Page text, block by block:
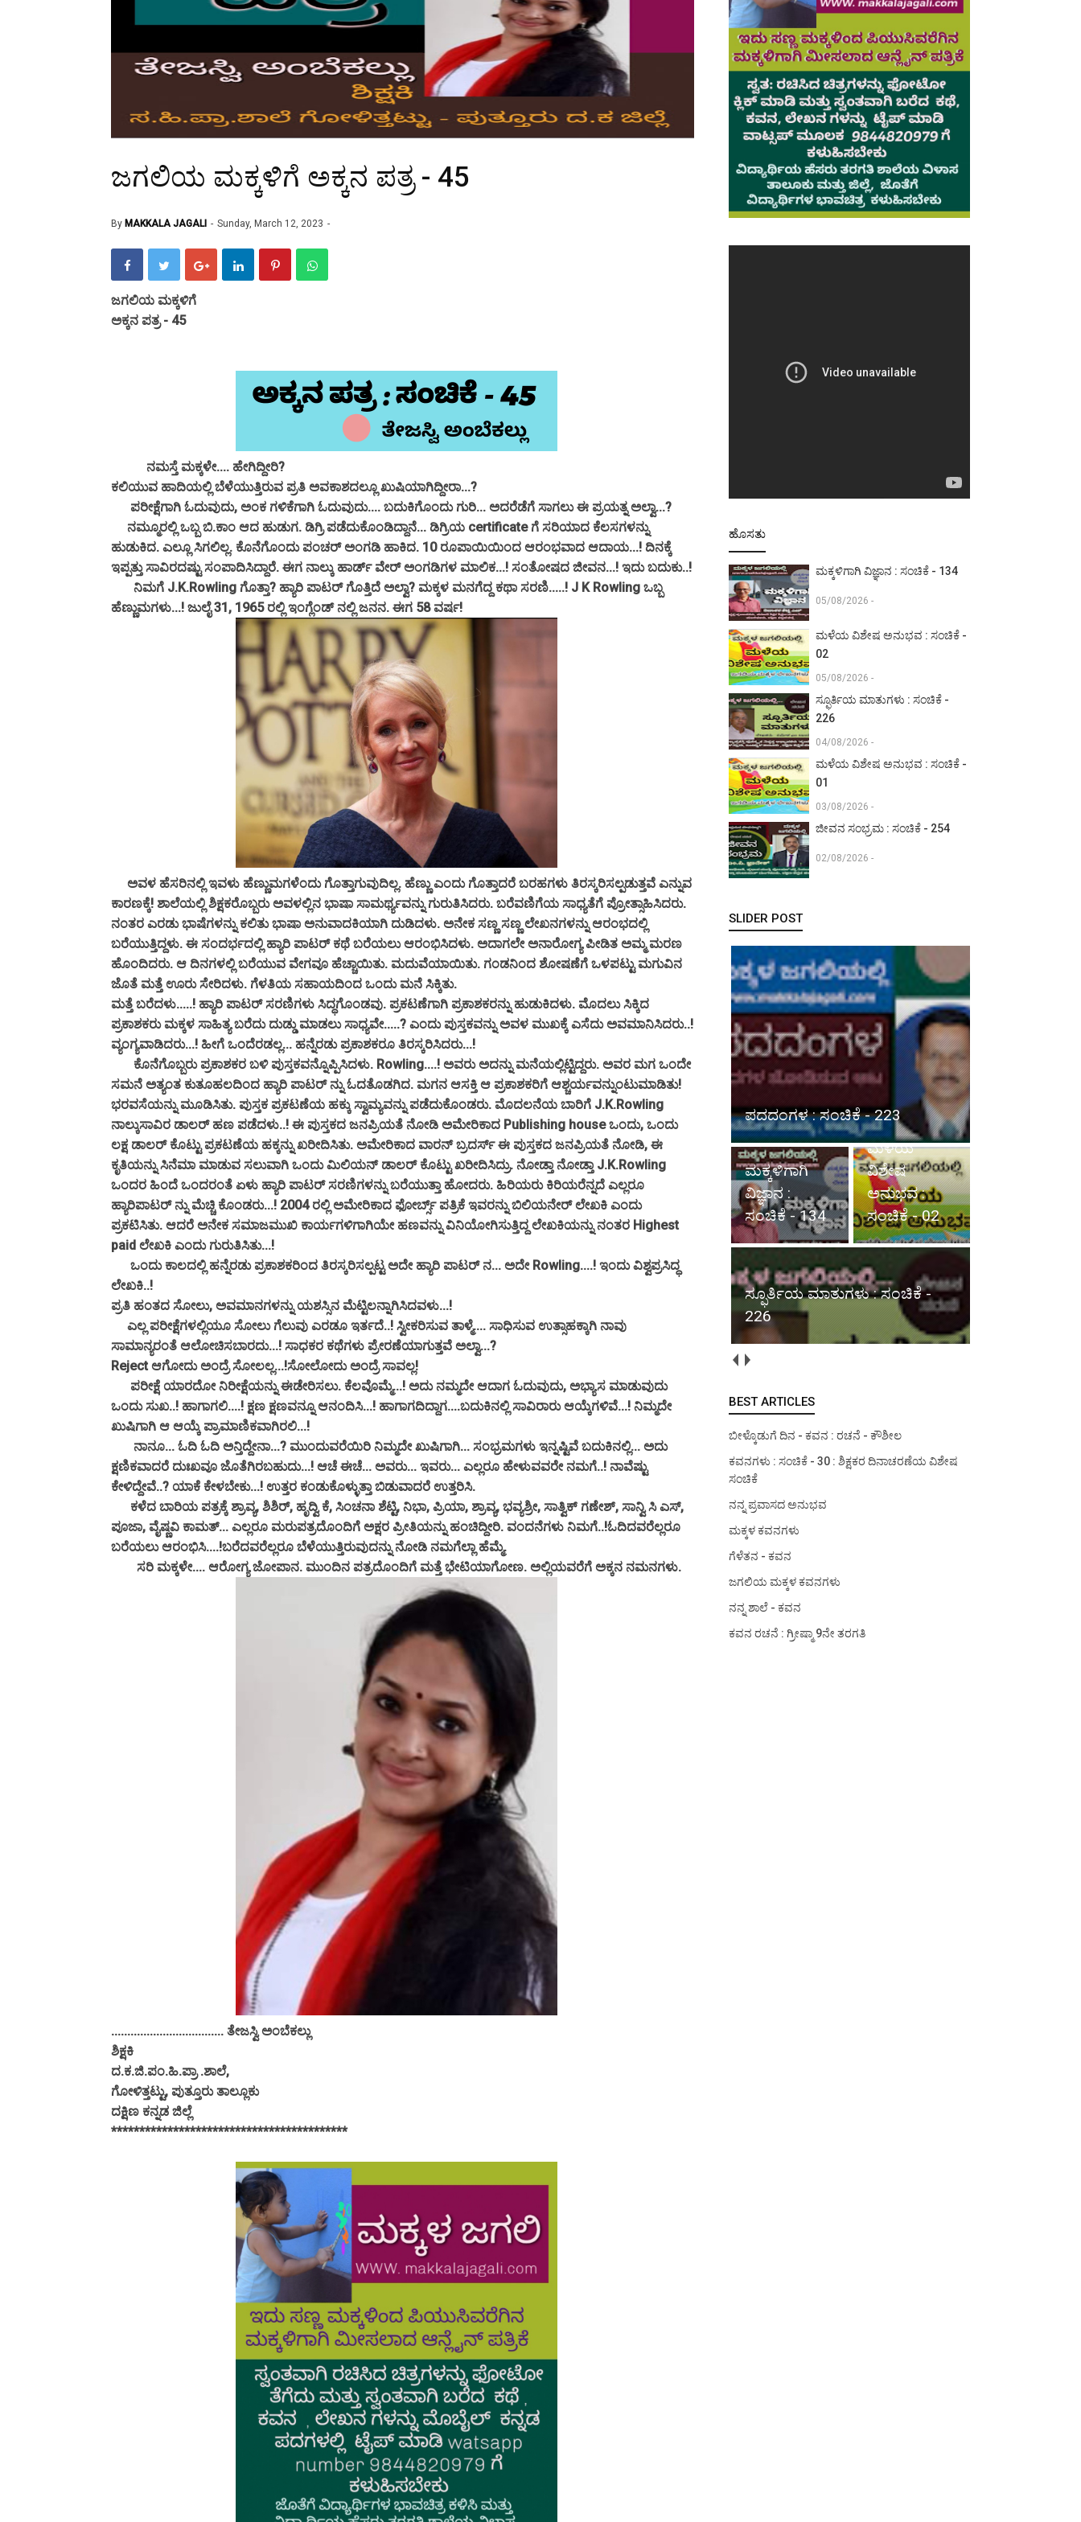
ಜಗಲಿಯ ಮಕ್ಕಳಿಗೆ ಅಕ್ಕನ ಪತ್ರ - 45
By MAKKALA JAGALI Sunday, March 12, 2023
ಜಗಲಿಯ ಮಕ್ಕಳಿಗೆ
ಅಕ್ಕನ ಪತ್ರ - 45
ನಮಸ್ತೆ ಮಕ್ಕಳೇ.... ಹೇಗಿದ್ದೀರಿ?
ಕಲಿಯುವ ಹಾದಿಯಲ್ಲಿ ಬೆಳೆಯುತ್ತಿರುವ ಪ್ರತಿ ಅವಕಾಶದಲ್ಲೂ ಖುಷಿಯಾಗಿದ್ದೀರಾ...?
ಪರೀಕ್ಷೆಗಾಗಿ ಓದುವುದು, ಅಂಕ ಗಳಿಕೆಗಾಗಿ ಓದುವುದು.... ಬದುಕಿಗೊಂದು ಗುರಿ... ಅದರೆಡೆಗೆ ಸಾಗಲು ಈ ಪ್ರಯತ್ನ ಅಲ್ವಾ...?
ನಮ್ಮೂರಲ್ಲಿ ಒಬ್ಬ ಬಿ.ಕಾಂ ಆದ ಹುಡುಗ. ಡಿಗ್ರಿ ಪಡೆದುಕೊಂಡಿದ್ದಾನೆ... ಡಿಗ್ರಿಯ certificate ಗೆ ಸರಿಯಾದ ಕೆಲಸಗಳನ್ನು
ಹುಡುಕಿದ. ಎಲ್ಲೂ ಸಿಗಲಿಲ್ಲ. ಕೊನೆಗೊಂದು ಪಂಚರ್ ಅಂಗಡಿ ಹಾಕಿದ. 10 ರೂಪಾಯಿಯಿಂದ ಆರಂಭವಾದ ಆದಾಯ...! ದಿನಕ್ಕೆ
ಇಪ್ಪತ್ತು ಸಾವಿರದಷ್ಟು ಸಂಪಾದಿಸಿದ್ದಾರೆ. ಈಗ ನಾಲ್ಕು ಹಾರ್ಡ್ ವೇರ್ ಅಂಗಡಿಗಳ ಮಾಲಿಕ...! ಸಂತೋಷದ ಜೀವನ...! ಇದು ಬದುಕು..!
ನಿಮಗೆ J.K.Rowling ಗೊತ್ತಾ? ಹ್ಯಾರಿ ಪಾಟರ್ ಗೊತ್ತಿದೆ ಅಲ್ವಾ? ಮಕ್ಕಳ ಮನಗೆದ್ದ ಕಥಾ ಸರಣಿ.....! J K Rowling ಒಬ್ಬ
ಹೆಣ್ಣುಮಗಳು...! ಜುಲೈ 31, 1965 ರಲ್ಲಿ ಇಂಗ್ಲೆಂಡ್ ನಲ್ಲಿ ಜನನ. ಈಗ 58 ವರ್ಷ!
ಅವಳ ಹೆಸರಿನಲ್ಲಿ ಇವಳು ಹೆಣ್ಣುಮಗಳೆಂದು ಗೊತ್ತಾಗುವುದಿಲ್ಲ. ಹೆಣ್ಣು ಎಂದು ಗೊತ್ತಾದರೆ ಬರಹಗಳು ತಿರಸ್ಕರಿಸಲ್ಪಡುತ್ತವೆ ಎನ್ನುವ
ಕಾರಣಕ್ಕೆ! ಶಾಲೆಯಲ್ಲಿ ಶಿಕ್ಷಕರೊಬ್ಬರು ಅವಳಲ್ಲಿನ ಭಾಷಾ ಸಾಮರ್ಥ್ಯವನ್ನು ಗುರುತಿಸಿದರು. ಬರೆವಣಿಗೆಯ ಸಾಧ್ಯತೆಗೆ ಪ್ರೋತ್ಸಾಹಿಸಿದರು.
ನಂತರ ಎರಡು ಭಾಷೆಗಳನ್ನು ಕಲಿತು ಭಾಷಾ ಅನುವಾದಕಿಯಾಗಿ ದುಡಿದಳು. ಅನೇಕ ಸಣ್ಣ ಸಣ್ಣ ಲೇಖನಗಳನ್ನು ಆರಂಭದಲ್ಲಿ
ಬರೆಯುತ್ತಿದ್ದಳು. ಈ ಸಂದರ್ಭದಲ್ಲಿ ಹ್ಯಾರಿ ಪಾಟರ್ ಕಥೆ ಬರೆಯಲು ಆರಂಭಿಸಿದಳು. ಅದಾಗಲೇ ಅನಾರೋಗ್ಯ ಪೀಡಿತ ಅಮ್ಮ ಮರಣ
ಹೊಂದಿದರು. ಆ ದಿನಗಳಲ್ಲಿ ಬರೆಯುವ ವೇಗವೂ ಹೆಚ್ಚಾಯಿತು. ಮದುವೆಯಾಯಿತು. ಗಂಡನಿಂದ ಶೋಷಣೆಗೆ ಒಳಪಟ್ಟು ಮಗುವಿನ
ಜೊತೆ ಮತ್ತೆ ಊರು ಸೇರಿದಳು. ಗೆಳತಿಯ ಸಹಾಯದಿಂದ ಒಂದು ಮನೆ ಸಿಕ್ಕಿತು.
ಮತ್ತೆ ಬರೆದಳು.....! ಹ್ಯಾರಿ ಪಾಟರ್ ಸರಣಿಗಳು ಸಿದ್ಧಗೊಂಡವು. ಪ್ರಕಟಣೆಗಾಗಿ ಪ್ರಕಾಶಕರನ್ನು ಹುಡುಕಿದಳು. ಮೊದಲು ಸಿಕ್ಕಿದ
ಪ್ರಕಾಶಕರು ಮಕ್ಕಳ ಸಾಹಿತ್ಯ ಬರೆದು ದುಡ್ಡು ಮಾಡಲು ಸಾಧ್ಯವೇ.....? ಎಂದು ಪುಸ್ತಕವನ್ನು ಅವಳ ಮುಖಕ್ಕೆ ಎಸೆದು‌ ಅವಮಾನಿಸಿದರು..!
ವ್ಯಂಗ್ಯವಾಡಿದರು...! ಹೀಗೆ ಒಂದೆರಡಲ್ಲ... ಹನ್ನೆರಡು ಪ್ರಕಾಶಕರೂ ತಿರಸ್ಕರಿಸಿದರು...!
‌ಕೊನೆಗೊಬ್ಬರು ಪ್ರಕಾಶಕರ ಬಳಿ ಪುಸ್ತಕವನ್ನೊಪ್ಪಿಸಿದಳು. Rowling....! ಅವರು ಅದನ್ನು ಮನೆಯಲ್ಲಿಟ್ಟಿದ್ದರು. ಅವರ ಮಗ ಒಂದೇ
ಸಮನೆ ಅತ್ಯಂತ ಕುತೂಹಲದಿಂದ ಹ್ಯಾರಿ ಪಾಟರ್ ನ್ನು ಓದತೊಡಗಿದ. ಮಗನ‌ ಆಸಕ್ತಿ ಆ ಪ್ರಕಾಶಕರಿಗೆ ಆಶ್ಚರ್ಯವನ್ನುಂಟುಮಾಡಿತು!
ಭರವಸೆಯನ್ನು ಮೂಡಿಸಿತು. ಪುಸ್ತಕ ಪ್ರಕಟಣೆಯ ಹಕ್ಕು ಸ್ವಾಮ್ಯವನ್ನು ಪಡೆದುಕೊಂಡರು. ಮೊದಲನೆಯ ಬಾರಿಗೆ J.K.Rowling
ನಾಲ್ಕುಸಾವಿರ ಡಾಲರ್ ಹಣ ಪಡೆದಳು..! ಈ ಪುಸ್ತಕದ ಜನಪ್ರಿಯತೆ ನೋಡಿ ಅಮೇರಿಕಾದ Publishing house ಒಂದು, ಒಂದು
ಲಕ್ಷ ಡಾಲರ್ ಕೊಟ್ಟು ಪ್ರಕಟಣೆಯ‌ ಹಕ್ಕನ್ನು ಖರೀದಿಸಿತು. ಅಮೇರಿಕಾದ ವಾರನ್ ಬ್ರದರ್ಸ್ ಈ ಪುಸ್ತಕದ ಜನಪ್ರಿಯತೆ ನೋಡಿ, ಈ
ಕೃತಿಯನ್ನು ಸಿನೆಮಾ ಮಾಡುವ ಸಲುವಾಗಿ ಒಂದು ಮಿಲಿಯನ್ ಡಾಲರ್ ಕೊಟ್ಟು ಖರೀದಿಸಿದ್ರು. ನೋಡ್ತಾ ನೋಡ್ತಾ J.K.Rowling
ಒಂದರ ಹಿಂದೆ ಒಂದರಂತೆ ಏಳು ಹ್ಯಾರಿ ಪಾಟರ್ ಸರಣಿಗಳನ್ನು ಬರೆಯುತ್ತಾ ಹೋದರು. ಹಿರಿಯರು ಕಿರಿಯರೆನ್ನದೆ ಎಲ್ಲರೂ
ಹ್ಯಾರಿ‌ಪಾಟರ್ ನ್ನು ಮೆಚ್ಚಿ ಕೊಂಡರು...! 2004 ರಲ್ಲಿ ಅಮೇರಿಕಾದ ಫೋರ್ಬ್ಸ್ ಪತ್ರಿಕೆ ಇವರನ್ನು ಬಿಲಿಯನೇರ್ ಲೇಖಕಿ ಎಂದು
ಪ್ರಕಟಿಸಿತು. ಆದರೆ ಅನೇಕ ಸಮಾಜಮುಖಿ ಕಾರ್ಯಗಳಿಗಾಗಿಯೇ ಹಣವನ್ನು ವಿನಿಯೋಗಿಸುತ್ತಿದ್ದ ಲೇಖಕಿಯನ್ನು ನಂತರ Highest
paid ಲೇಖಕಿ ಎಂದು ಗುರುತಿಸಿತು...!
ಒಂದು ಕಾಲದಲ್ಲಿ ಹನ್ನೆರಡು ಪ್ರಕಾಶಕರಿಂದ ತಿರಸ್ಕರಿಸಲ್ಪಟ್ಟ ಅದೇ ಹ್ಯಾರಿ ಪಾಟರ್ ನ... ಅದೇ Rowling....! ಇಂದು ವಿಶ್ವಪ್ರಸಿದ್ಧ
ಲೇಖಕಿ..!
ಪ್ರತಿ ಹಂತದ ಸೋಲು, ಅವಮಾನಗಳನ್ನು ಯಶಸ್ಸಿನ‌ ಮೆಟ್ಟಿಲನ್ನಾಗಿಸಿದವಳು...!
ಎಲ್ಲ ಪರೀಕ್ಷೆಗಳಲ್ಲಿಯೂ ಸೋಲು ಗೆಲುವು ಎರಡೂ ಇರ್ತದೆ..‌! ಸ್ವೀಕರಿಸುವ ತಾಳ್ಮೆ.... ಸಾಧಿಸುವ ಉತ್ಸಾಹಕ್ಕಾಗಿ ನಾವು
ಸಾಮಾನ್ಯರಂತೆ ಆಲೋಚಿಸಬಾರದು...! ಸಾಧಕರ ಕಥೆಗಳು ಪ್ರೇರಣೆಯಾಗುತ್ತವೆ ಅಲ್ವಾ...?
Reject ಆಗೋದು ಅಂದ್ರೆ ಸೋಲಲ್ಲ...!ಸೋಲೋದು ಅಂದ್ರೆ ಸಾವಲ್ಲ!
ಪರೀಕ್ಷೆ ಯಾರದೋ ನಿರೀಕ್ಷೆಯನ್ನು ಈಡೇರಿಸಲು. ಕೆಲವೊಮ್ಮೆ...! ಅದು ನಮ್ಮದೇ ಆದಾಗ ಓದುವುದು, ಅಭ್ಯಾಸ ಮಾಡುವುದು
ಒಂದು ಸುಖ..! ಹಾಗಾಗಲಿ....! ಕ್ಷಣ ಕ್ಷಣವನ್ನೂ ಆನಂದಿಸಿ...! ಹಾಗಾಗದಿದ್ದಾಗ....ಬದುಕಿನಲ್ಲಿ ಸಾವಿರಾರು ಆಯ್ಕೆಗಳಿವೆ...! ನಿಮ್ಮದೇ
ಖುಷಿಗಾಗಿ ಆ ಆಯ್ಕೆ ಪ್ರಾಮಾಣಿಕವಾಗಿರಲಿ...!
ನಾನೂ... ಓದಿ ಓದಿ ಅನ್ತಿದ್ದೇನಾ...? ಮುಂದುವರೆಯಿರಿ ನಿಮ್ಮದೇ ಖುಷಿಗಾಗಿ... ಸಂಭ್ರಮಗಳು ಇನ್ನಷ್ಟಿವೆ ಬದುಕಿನಲ್ಲಿ... ಅದು
ಕ್ಷಣಿಕವಾದರೆ ದುಃಖವೂ ಜೊತೆಗಿರಬಹುದು...! ಆಚೆ ಈಚೆ... ಅವರು... ಇವರು... ಎಲ್ಲರೂ ಹೇಳುವವರೇ ನಮಗೆ..! ನಾವೆಷ್ಟು
ಕೇಳಿದ್ದೇವೆ..? ಯಾಕೆ ಕೇಳಬೇಕು...! ಉತ್ತರ ಕಂಡುಕೊಳ್ಳುತ್ತಾ ಬಿಡುವಾದರೆ ಉತ್ತರಿಸಿ.
ಕಳೆದ ಬಾರಿಯ ಪತ್ರಕ್ಕೆ ಶ್ರಾವ್ಯ, ಶಿಶಿರ್, ಹೃದ್ವಿ ಕೆ, ಸಿಂಚನಾ ಶೆಟ್ಟಿ, ನಿಭಾ, ಪ್ರಿಯಾ, ಶ್ರಾವ್ಯ, ಭವ್ಯಶ್ರೀ, ಸಾತ್ವಿಕ್ ಗಣೇಶ್, ಸಾನ್ವಿ ಸಿ ಎಸ್,
ಪೂಜಾ, ವೈಷ್ಣವಿ ಕಾಮತ್... ಎಲ್ಲರೂ ಮರುಪತ್ರದೊಂದಿಗೆ ಅಕ್ಷರ ಪ್ರೀತಿಯನ್ನು ಹಂಚಿದ್ದೀರಿ. ವಂದನೆಗಳು ನಿಮಗೆ..!ಓದಿದವರೆಲ್ಲರೂ
ಬರೆಯಲು ಆರಂಭಿಸಿ....!ಬರೆದವರೆಲ್ಲರೂ ಬೆಳೆಯುತ್ತಿರುವುದನ್ನು ನೋಡಿ ನಮಗೆಲ್ಲಾ ಹೆಮ್ಮೆ.
ಸರಿ ಮಕ್ಕಳೇ.... ಆರೋಗ್ಯ ಜೋಪಾನ. ಮುಂದಿನ ಪತ್ರದೊಂದಿಗೆ ಮತ್ತೆ ಭೇಟಿಯಾಗೋಣ. ಅಲ್ಲಿಯವರೆಗೆ ಅಕ್ಕನ ನಮನಗಳು.
................................... ತೇಜಸ್ವಿ ಅಂಬೆಕಲ್ಲು
ಶಿಕ್ಷಕಿ
ದ.ಕ.ಜಿ.ಪಂ.ಹಿ.ಪ್ರಾ .ಶಾಲೆ,
ಗೋಳಿತ್ತಟ್ಟು, ಪುತ್ತೂರು ತಾಲ್ಲೂಕು
ದಕ್ಷಿಣ ಕನ್ನಡ ಜಿಲ್ಲೆ
******************************************
ಹೊಸತು
ಮಕ್ಕಳಿಗಾಗಿ ವಿಜ್ಞಾನ : ಸಂಚಿಕೆ - 134
05/08/2026 -
ಮಳೆಯ ವಿಶೇಷ ಅನುಭವ : ಸಂಚಿಕೆ -
02
05/08/2026 -
ಸ್ಫೂರ್ತಿಯ ಮಾತುಗಳು : ಸಂಚಿಕೆ -
226
04/08/2026 -
ಮಳೆಯ ವಿಶೇಷ ಅನುಭವ : ಸಂಚಿಕೆ -
01
03/08/2026 -
ಜೀವನ ಸಂಭ್ರಮ : ಸಂಚಿಕೆ - 254
02/08/2026 -
SLIDER POST
ಮಕ್ಕಳಿಗಾಗಿ ವಿಜ್ಞಾನ : ಸಂಚಿಕೆ - 134
ಮಳೆಯ
ವಿಶೇಷ
ಅನುಭವ :
ಸಂಚಿಕೆ - 02
ಸ್ಫೂರ್ತಿಯ
ಮಾತುಗಳು :
ಸಂಚಿಕೆ - 226
ಮಳೆಯ ವಿಶೇಷ ಅನುಭವ : ಸಂಚಿಕೆ -
01
BEST ARTICLES
ಬೀಳ್ಕೊಡುಗೆ ದಿನ - ಕವನ : ರಚನೆ - ಕೌಶೀಲ
ಕವನಗಳು : ಸಂಚಿಕೆ - 30 : ಶಿಕ್ಷಕರ ದಿನಾಚರಣೆಯ ವಿಶೇಷ
ಸಂಚಿಕೆ
ನನ್ನ ಪ್ರವಾಸದ ಅನುಭವ
ಮಕ್ಕಳ ಕವನಗಳು
ಗೆಳೆತನ - ಕವನ
ಜಗಲಿಯ ಮಕ್ಕಳ ಕವನಗಳು
ನನ್ನ ಶಾಲೆ - ಕವನ
ಕವನ ರಚನೆ : ಗ್ರೀಷ್ಮಾ 9ನೇ ತರಗತಿ